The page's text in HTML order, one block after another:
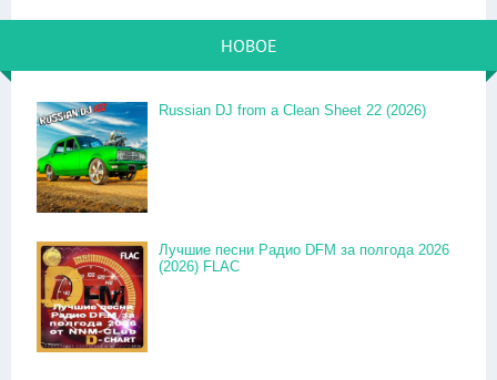
НОВОЕ
Russian DJ from a Clean Sheet 22 (2026)
Лучшие песни Радио DFM за полгода 2026
(2026) FLAC